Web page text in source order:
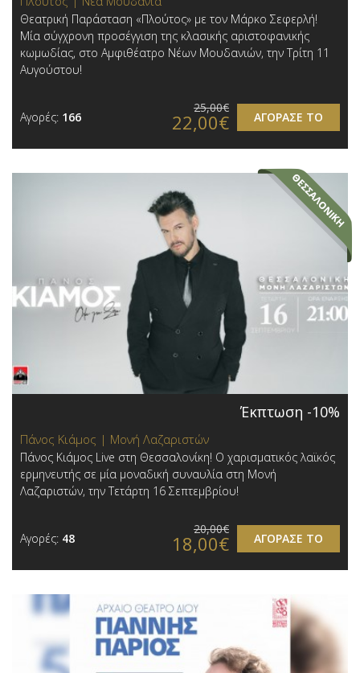
Θεατρική Παράσταση «Πλούτος» με τον Μάρκο Σεφερλή!
Μία σύγχρονη προσέγγιση της κλασικής αριστοφανικής
κωμωδίας, στο Αμφιθέατρο Νέων Μουδανιών, την Τρίτη 11
Αυγούστου!
Αγορές: 166 ΑΓΟΡΑΣΕ ΤΟ
25,00€
22,00€
Έκπτωση -10%
Πάνος Κιάμος | Μονή Λαζαριστών
Πάνος Κιάμος Live στη Θεσσαλονίκη! Ο χαρισματικός λαϊκός
ερμηνευτής σε μία μοναδική συναυλία στη Μονή
Λαζαριστών, την Τετάρτη 16 Σεπτεμβρίου!
Αγορές: 48 ΑΓΟΡΑΣΕ ΤΟ
20,00€
18,00€